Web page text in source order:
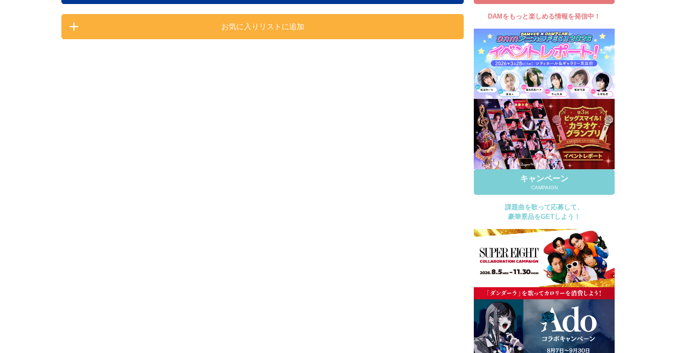
自宅でカラオケ歌い放題！
家族や友達と一緒に！練習にも！
お気に入りリストに追加
DAMをもっと楽しめる情報を発信中！
キャンペーン
CAMPAIGN
課題曲を歌って応募して、
豪華景品をGETしよう！